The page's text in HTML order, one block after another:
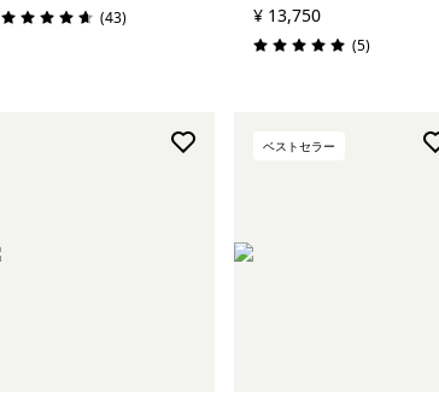
評価: 4.6 / 5 (43レビュー
)
¥ 13,750
評価: 5.0 / 5 (5レビュー
)
ベストセラー